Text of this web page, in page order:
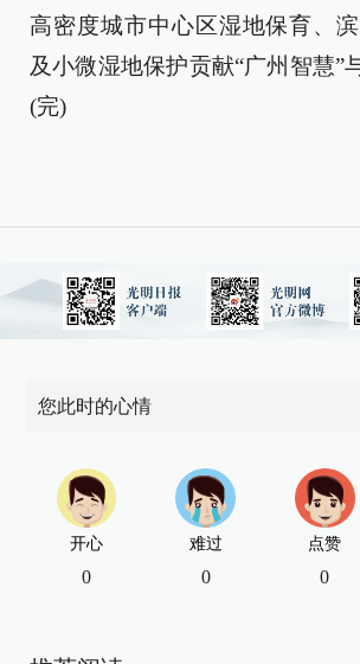
高密度城市中心区湿地保育、
及小微湿地保护贡献“广州智慧”
(完)
您此时的心情
开心
0
难过
0
点赞
0